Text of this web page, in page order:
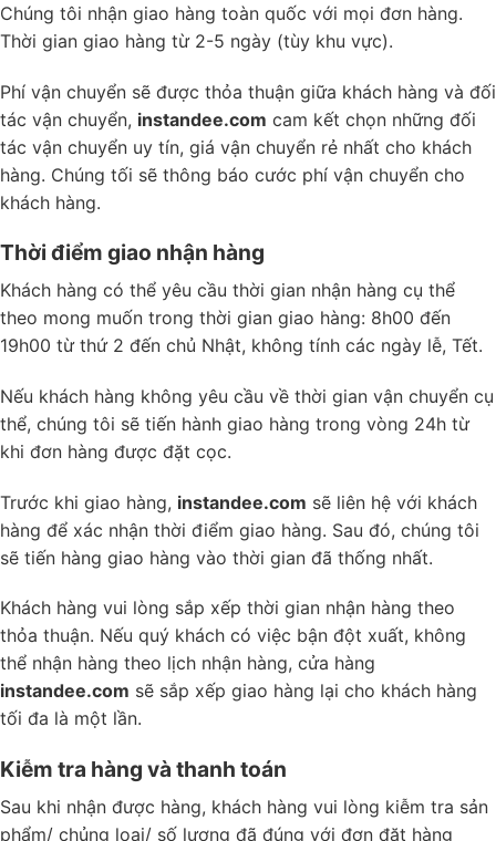
Chúng tôi nhận giao hàng toàn quốc với mọi đơn hàng.
Thời gian giao hàng từ 2-5 ngày (tùy khu vực).
Phí vận chuyển sẽ được thỏa thuận giữa khách hàng và đối
tác vận chuyển, instandee.com cam kết chọn những đối
tác vận chuyển uy tín, giá vận chuyển rẻ nhất cho khách
hàng. Chúng tối sẽ thông báo cước phí vận chuyển cho
khách hàng.
Thời điểm giao nhận hàng
Khách hàng có thể yêu cầu thời gian nhận hàng cụ thể
theo mong muốn trong thời gian giao hàng: 8h00 đến
19h00 từ thứ 2 đến chủ Nhật, không tính các ngày lễ, Tết.
Nếu khách hàng không yêu cầu về thời gian vận chuyển cụ
thể, chúng tôi sẽ tiến hành giao hàng trong vòng 24h từ
khi đơn hàng được đặt cọc.
Trước khi giao hàng, instandee.com sẽ liên hệ với khách
hàng để xác nhận thời điểm giao hàng. Sau đó, chúng tôi
sẽ tiến hàng giao hàng vào thời gian đã thống nhất.
Khách hàng vui lòng sắp xếp thời gian nhận hàng theo
thỏa thuận. Nếu quý khách có việc bận đột xuất, không
thể nhận hàng theo lịch nhận hàng, cửa hàng
instandee.com sẽ sắp xếp giao hàng lại cho khách hàng
tối đa là một lần.
Kiễm tra hàng và thanh toán
Sau khi nhận được hàng, khách hàng vui lòng kiễm tra sản
phẩm/ chủng loại/ số lượng đã đúng với đơn đặt hàng